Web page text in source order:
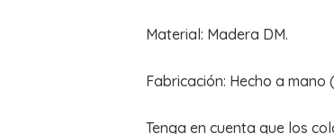
Material: Madera DM.
Fabricación: Hecho a mano
Tenga en cuenta que los